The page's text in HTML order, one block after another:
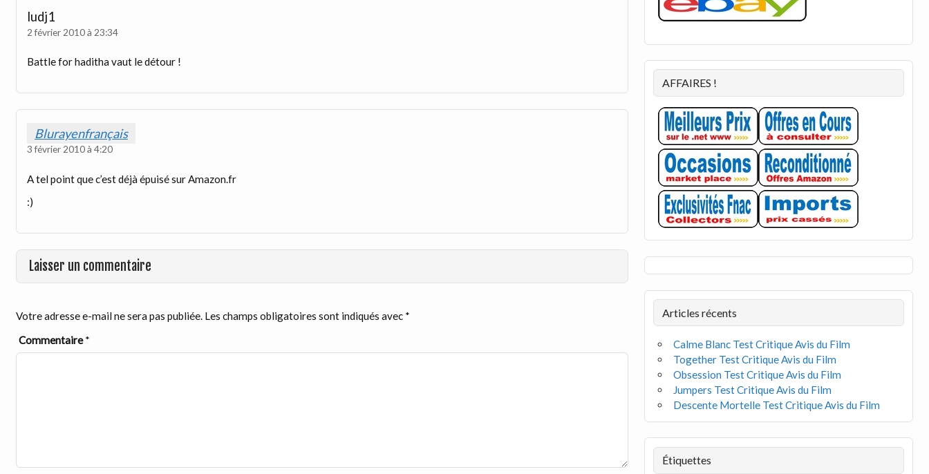
ludj1
2 février 2010 à 23:34
Battle for haditha vaut le détour !
Blurayenfrançais
3 février 2010 à 4:20
A tel point que c’est déjà épuisé sur Amazon.fr
:)
Laisser un commentaire
Votre adresse e-mail ne sera pas publiée. Les champs obligatoires sont indiqués avec *
Commentaire*
AFFAIRES !
Articles récents
Calme Blanc Test Critique Avis du Film
Together Test Critique Avis du Film
Obsession Test Critique Avis du Film
Jumpers Test Critique Avis du Film
Descente Mortelle Test Critique Avis du Film
Étiquettes